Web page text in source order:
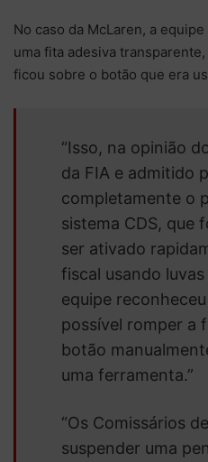
No caso da McLaren, a
uma fita adesiva
ficou sobre o botão que era
“Isso, na opinião
da FIA e admitido
completamente o
sistema CDS, que
ser ativado
fiscal usando
equipe
possível romper a
botão
uma ferramenta.”
“Os Comissários
suspender uma